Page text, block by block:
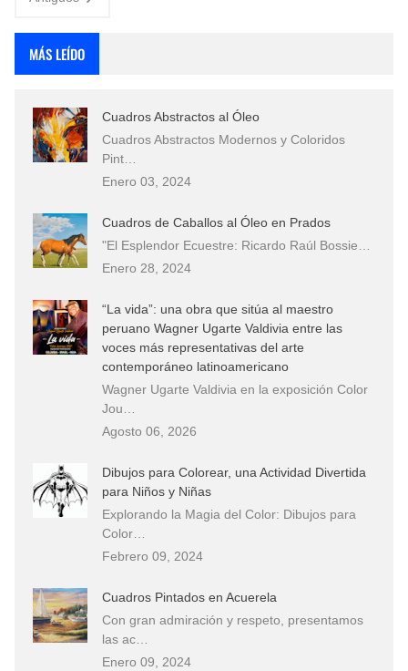
MÁS LEÍDO
Cuadros Abstractos al Óleo
Cuadros Abstractos Modernos y Coloridos
Pint…
Enero 03, 2024
Cuadros de Caballos al Óleo en Prados
"El Esplendor Ecuestre: Ricardo Raúl Bossie…
Enero 28, 2024
“La vida”: una obra que sitúa al maestro
peruano Wagner Ugarte Valdivia entre las
voces más representativas del arte
contemporáneo latinoamericano
Wagner Ugarte Valdivia en la exposición Color
Jou…
Agosto 06, 2026
Dibujos para Colorear, una Actividad Divertida
para Niños y Niñas
Explorando la Magia del Color: Dibujos para
Color…
Febrero 09, 2024
Cuadros Pintados en Acuerela
Con gran admiración y respeto, presentamos
las ac…
Enero 09, 2024